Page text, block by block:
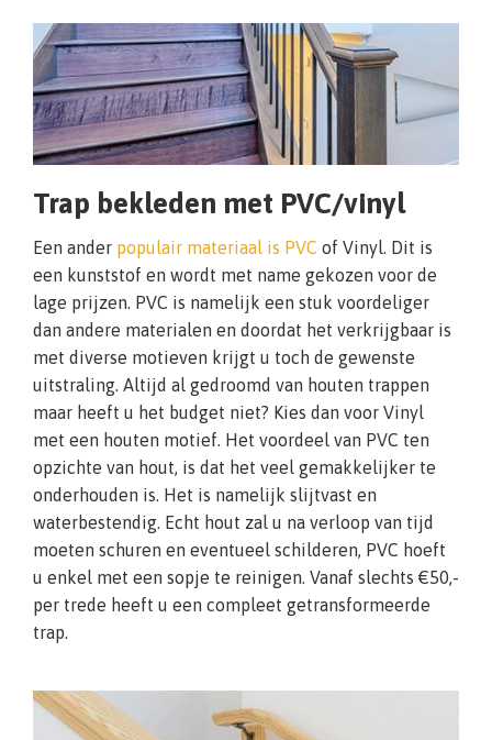
Trap bekleden met PVC/vinyl
Een ander populair materiaal is PVC of Vinyl. Dit is
een kunststof en wordt met name gekozen voor de
lage prijzen. PVC is namelijk een stuk voordeliger
dan andere materialen en doordat het verkrijgbaar is
met diverse motieven krijgt u toch de gewenste
uitstraling. Altijd al gedroomd van houten trappen
maar heeft u het budget niet? Kies dan voor Vinyl
met een houten motief. Het voordeel van PVC ten
opzichte van hout, is dat het veel gemakkelijker te
onderhouden is. Het is namelijk slijtvast en
waterbestendig. Echt hout zal u na verloop van tijd
moeten schuren en eventueel schilderen, PVC hoeft
u enkel met een sopje te reinigen. Vanaf slechts €50,-
per trede heeft u een compleet getransformeerde
trap.